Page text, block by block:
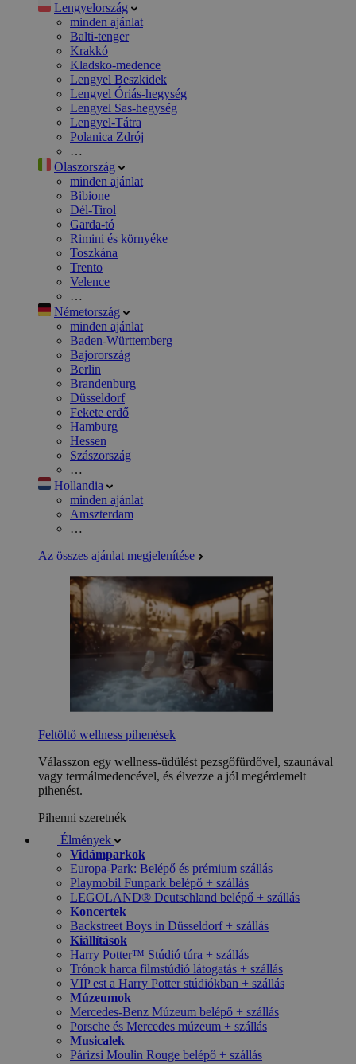
Lengyelország
minden ajánlat
Balti-tenger
Krakkó
Kladsko-medence
Lengyel Beszkidek
Lengyel Óriás-hegység
Lengyel Sas-hegység
Lengyel-Tátra
Polanica Zdrój
…
Olaszország
minden ajánlat
Bibione
Dél-Tirol
Garda-tó
Rimini és környéke
Toszkána
Trento
Velence
…
Németország
minden ajánlat
Baden-Württemberg
Bajorország
Berlin
Brandenburg
Düsseldorf
Fekete erdő
Hamburg
Hessen
Szászország
…
Hollandia
minden ajánlat
Amszterdam
…
Az összes ajánlat megjelenítése
Feltöltő wellness pihenések
Válasszon egy wellness-üdülést pezsgőfürdővel, szaunával
vagy termálmedencével, és élvezze a jól megérdemelt
pihenést.
Pihenni szeretnék
Élmények
Vidámparkok
Europa-Park: Belépő és prémium szállás
Playmobil Funpark belépő + szállás
LEGOLAND® Deutschland belépő + szállás
Koncertek
Backstreet Boys in Düsseldorf + szállás
Kiállítások
Harry Potter™ Stúdió túra + szállás
Trónok harca filmstúdió látogatás + szállás
VIP est a Harry Potter stúdiókban + szállás
Múzeumok
Mercedes-Benz Múzeum belépő + szállás
Porsche és Mercedes múzeum + szállás
Musicalek
Párizsi Moulin Rouge belépő + szállás